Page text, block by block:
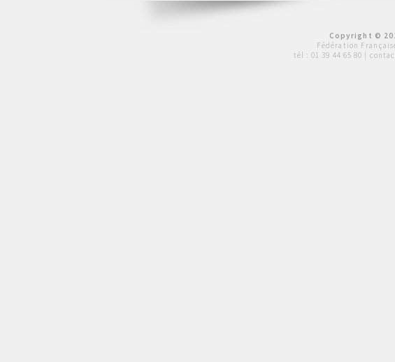
Copyright ©
Fédération
tél : 01 39 44 65 80 |